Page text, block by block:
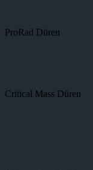
ProRad Düren
Critical Mass Düren